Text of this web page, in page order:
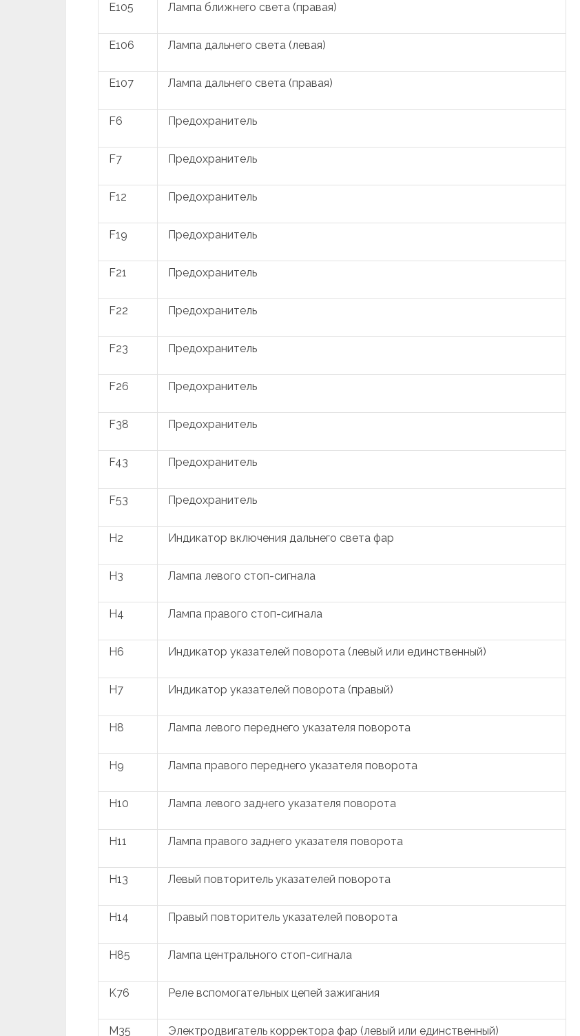
E105 Лампа ближнего света (правая)
E106 Лампа дальнего света (левая)
E107 Лампа дальнего света (правая)
F6 Предохранитель
F7 Предохранитель
F12 Предохранитель
F19 Предохранитель
F21 Предохранитель
F22 Предохранитель
F23 Предохранитель
F26 Предохранитель
F38 Предохранитель
F43 Предохранитель
F53 Предохранитель
H2 Индикатор включения дальнего света фар
H3 Лампа левого стоп-сигнала
H4 Лампа правого стоп-сигнала
H6 Индикатор указателей поворота (левый или единственный)
H7 Индикатор указателей поворота (правый)
H8 Лампа левого переднего указателя поворота
H9 Лампа правого переднего указателя поворота
H10 Лампа левого заднего указателя поворота
H11 Лампа правого заднего указателя поворота
H13 Левый повторитель указателей поворота
H14 Правый повторитель указателей поворота
H85 Лампа центрального стоп-сигнала
K76 Реле вспомогательных цепей зажигания
M35 Электродвигатель корректора фар (левый или единственный)